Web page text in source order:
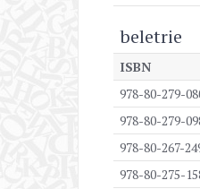
beletrie
ISBN
978-80-279-
978-80-279-
978-80-267-
978-80-275-